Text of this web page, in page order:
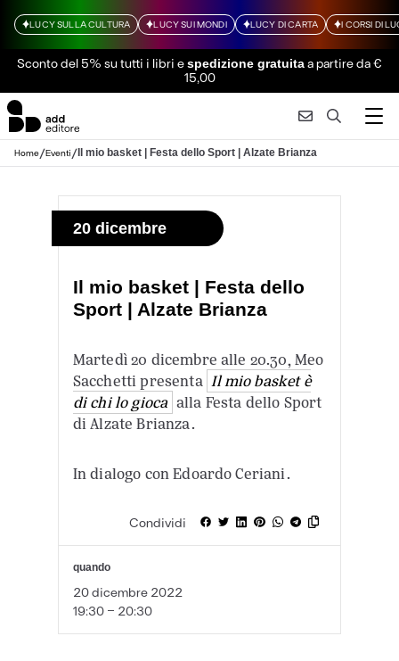
LUCY SULLA CULTURA LUCY SUI MONDI LUCY DI CARTA I CORSI DI
Sconto del 5% su tutti i libri espedizione gratuitaa partire da €
15,00
Home/Eventi/ Il mio basket | Festa dello Sport | Alzate Brianza
20 dicembre
Il mio basket | Festa dello
Sport | Alzate Brianza
Martedì 20 dicembre alle 20.30, Meo
Sacchetti presenta Il mio basket è
di chi lo gioca alla Festa dello Sport
di Alzate Brianza.
In dialogo con Edoardo Ceriani.
Condividi
quando
20 dicembre 2022
19:30 - 20:30